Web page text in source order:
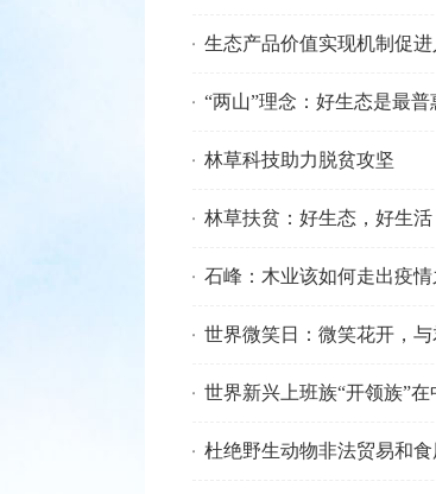
生态产品价值实现机制促
“两山”理念：好生态是最
林草科技助力脱贫攻坚
林草扶贫：好生态，好生活
石峰：木业该如何走出疫情
世界微笑日：微笑花开，
世界新兴上班族“开领族”在
杜绝野生动物非法贸易和